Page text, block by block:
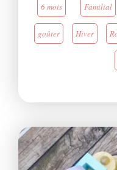
6 mois Familial
goûter Hiver